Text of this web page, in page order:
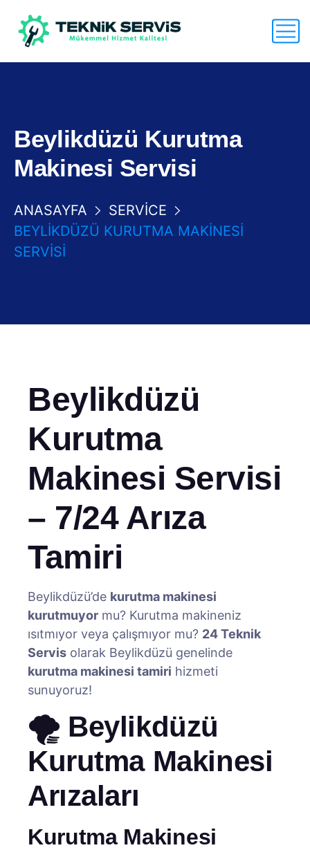
Beylikdüzü Kurutma
Makinesi Servisi
ANASAYFA
SERVICE
BEYLIKDÜZÜ KURUTMA MAKINESI
SERVISI
Beylikdüzü
Kurutma
Makinesi Servisi
– 7/24 Arıza
Tamiri
Beylikdüzü’de kurutma makinesi
kurutmuyor mu? Kurutma makineniz
ısıtmıyor veya çalışmıyor mu? 24 Teknik
Servis olarak Beylikdüzü genelinde
kurutma makinesi tamiri hizmeti
sunuyoruz!
🌪️ Beylikdüzü
Kurutma Makinesi
Arızaları
Kurutma Makinesi